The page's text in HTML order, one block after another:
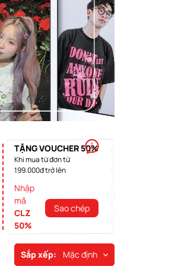
TẶNG VOUCHER 50%
Khi mua từ đơn từ
199.000đ trở lên
Nhập
mã
CLZ
50%
Sao chép
Sắp xếp: Mặc định